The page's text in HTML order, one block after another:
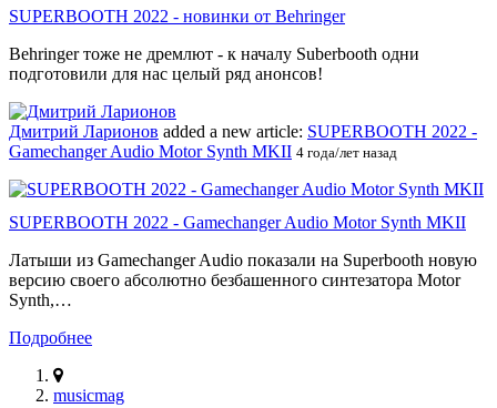
SUPERBOOTH 2022 - новинки от Behringer
Behringer тоже не дремлют - к началу Suberbooth одни
подготовили для нас целый ряд анонсов!
Дмитрий Ларионов added a new article: SUPERBOOTH 2022 -
Gamechanger Audio Motor Synth MKII 4 года/лет назад
SUPERBOOTH 2022 - Gamechanger Audio Motor Synth MKII
Латыши из Gamechanger Audio показали на Superbooth новую
версию своего абсолютно безбашенного синтезатора Motor
Synth,…
Подробнее
musicmag